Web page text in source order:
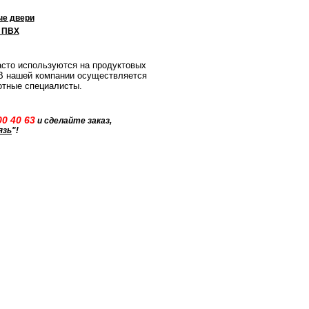
двери
ПВХ
используются на продуктовых
нашей компании осуществляется
специалисты.
40 63 и сделайте заказ,
"!